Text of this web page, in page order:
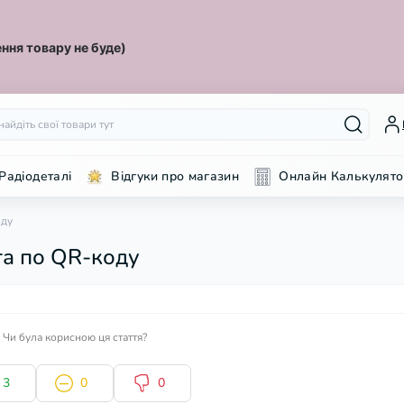
товару не буде)
Відгуки про магазин Онлайн
по QR-коду
Чи була корисною ця стаття?
3 0 0